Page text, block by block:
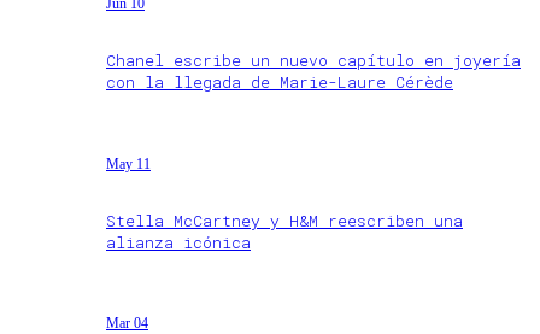
Jun 10
Chanel escribe un nuevo capítulo en joyería
con la llegada de Marie-Laure Cérède
May 11
Stella McCartney y H&M reescriben una
alianza icónica
Mar 04